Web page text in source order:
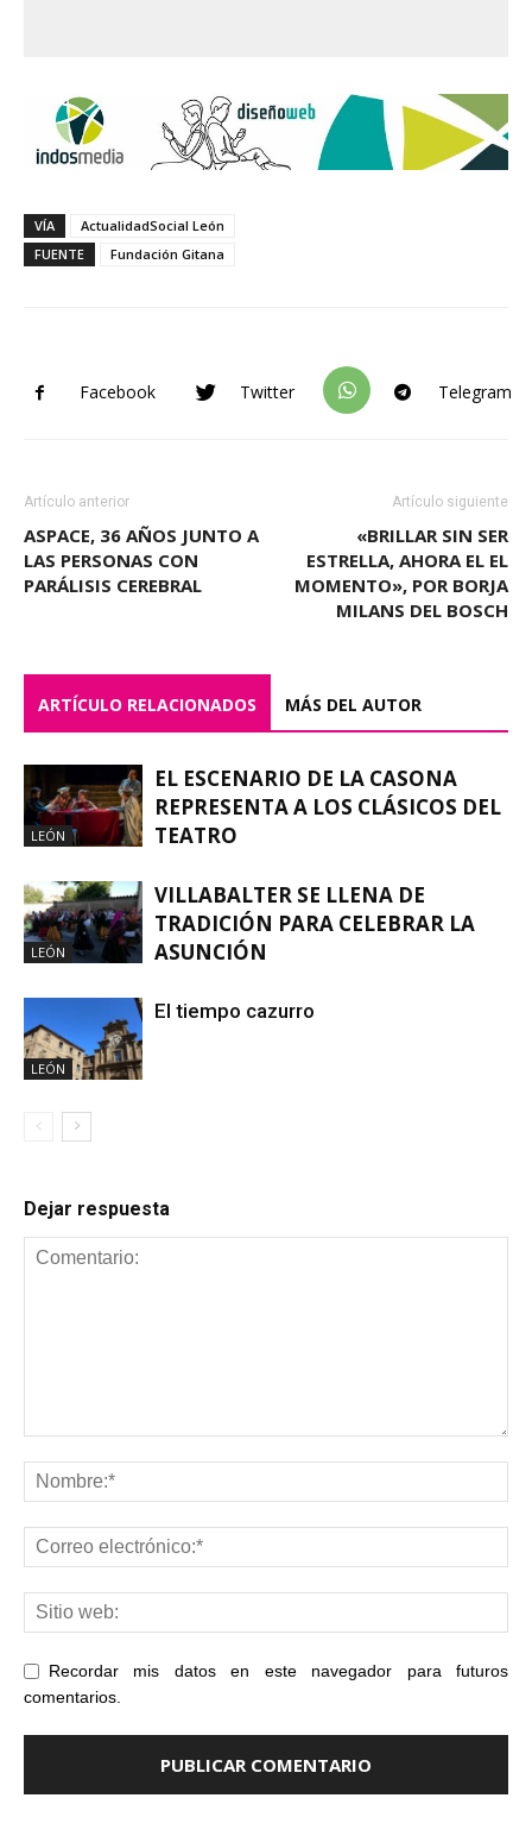
VÍA
ActualidadSocial León
FUENTE
Fundación Gitana
Facebook Twitter Telegram
Artículo anterior
ASPACE, 36 AÑOS JUNTO A
LAS PERSONAS CON
PARÁLISIS CEREBRAL
Artículo siguiente
«BRILLAR SIN SER
ESTRELLA, AHORA EL EL
MOMENTO», POR BORJA
MILANS DEL BOSCH
ARTÍCULO RELACIONADOS MÁS DEL AUTOR
LEÓN
EL ESCENARIO DE LA CASONA
REPRESENTA A LOS CLÁSICOS DEL
TEATRO
LEÓN
VILLABALTER SE LLENA DE
TRADICIÓN PARA CELEBRAR LA
ASUNCIÓN
LEÓN
El tiempo cazurro
Dejar respuesta
Recordar mis datos en este navegador para futuros
comentarios.